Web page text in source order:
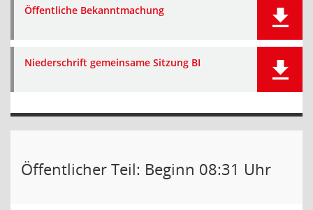
Öffentliche Bekanntmachung
Niederschrift gemeinsame Sitzung BI
Öffentlicher Teil: Beginn 08:31 Uhr